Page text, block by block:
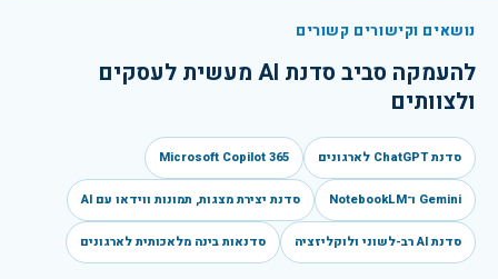
נושאים וקישורים קשורים
להעמקה סביב
סדנת AI מעשית לעסקים
ולצוותים
סדנת ChatGPT לארגונים Microsoft Copilot 365
Gemini ו־NotebookLM סדנת יצירת מצגות, תמונות ווידאו עם AI
סדנת AI רב-לשוני ולוקליזציה סדנאות בינה מלאכותית לארגונים